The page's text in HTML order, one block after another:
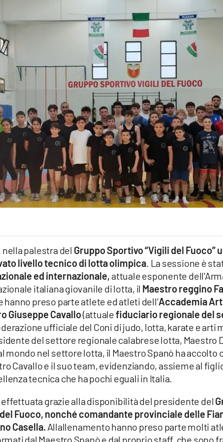
nella palestra del Gruppo Sportivo “Vigili del Fuoco”
livello tecnico di lotta olimpica. La sessione è
ed internazionale, attuale esponente
italiana giovanile di lotta, il Maestro reggino
hanno preso parte atlete ed atleti dell’Accademia
Giuseppe Cavallo(attualefiduciario regionale del
ufficiale del Coni di judo, lotta, karate e arti
del settore regionale calabrese lotta, Maestro
mondo nel settore lotta, il Maestro Spanò ha accolto
Cavallo e il suo team, evidenziando, assieme al
tecnica che ha pochi eguali in Italia.
effettuata grazie alla disponibilità del presidente del
Fuoco, nonché comandante provinciale delle
Casella. Allallenamento hanno preso parte molti